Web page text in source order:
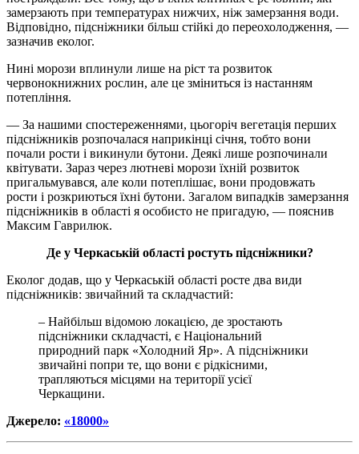
замерзають при температурах нижчих, ніж замерзання води.
Відповідно, підсніжники більш стійкі до переохолодження, —
зазначив еколог.
Нині морози вплинули лише на ріст та розвиток
червонокнижних рослин, але це зміниться із настанням
потепління.
— За нашими спостереженнями, цьогоріч вегетація перших
підсніжників розпочалася наприкінці січня, тобто вони
почали рости і викинули бутони. Деякі лише розпочинали
квітувати. Зараз через лютневі морози їхній розвиток
пригальмувався, але коли потеплішає, вони продовжать
рости і розкриються їхні бутони. Загалом випадків замерзання
підсніжників в області я особисто не пригадую, — пояснив
Максим Гаврилюк.
Де у Черкаській області ростуть підсніжники?
Еколог додав, що у Черкаській області росте два види
підсніжників: звичайний та складчастий:
– Найбільш відомою локацією, де зростають
підсніжники складчасті, є Національний
природний парк «Холодний Яр». А підсніжники
звичайні попри те, що вони є рідкісними,
трапляються місцями на території усієї
Черкащини.
Джерело: «18000»